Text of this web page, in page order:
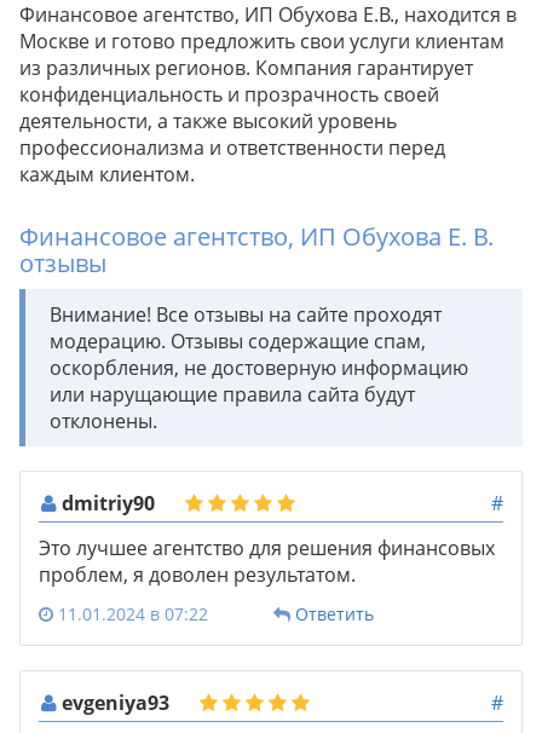
Финансовое агентство, ИП Обухова Е.В., находится в
Москве и готово предложить свои услуги клиентам
из различных регионов. Компания гарантирует
конфиденциальность и прозрачность своей
деятельности, а также высокий уровень
профессионализма и ответственности перед
каждым клиентом.
Финансовое агентство, ИП Обухова Е. В.
отзывы
Внимание! Все отзывы на сайте проходят
модерацию. Отзывы содержащие спам,
оскорбления, не достоверную информацию
или нарущающие правила сайта будут
отклонены.
dmitriy90
#
Это лучшее агентство для решения финансовых
проблем, я доволен результатом.
11.01.2024 в 07:22 Ответить
evgeniya93
#